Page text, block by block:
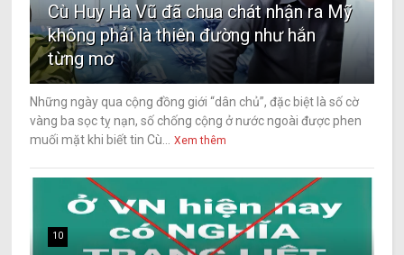
Cù Huy Hà Vũ đã chua chát nhận ra Mỹ
không phải là thiên đường như hắn
từng mơ
Những ngày qua cộng đồng giới “dân chủ”, đặc biệt là số cờ
vàng ba sọc tỵ nạn, số chống cộng ở nước ngoài được phen
muối mặt khi biết tin Cù...
Xem thêm
10